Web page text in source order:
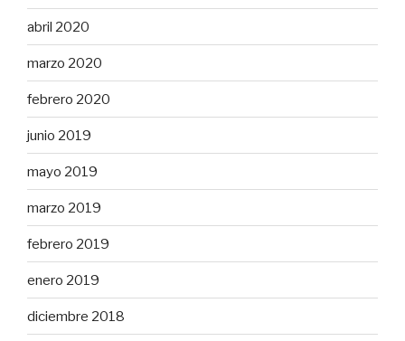
abril 2020
marzo 2020
febrero 2020
junio 2019
mayo 2019
marzo 2019
febrero 2019
enero 2019
diciembre 2018